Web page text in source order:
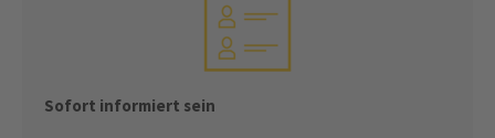
Sofort informiert sein